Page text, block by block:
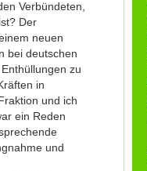
Verbündeten,
Der
neuen
bei deutschen
zu
in
und ich
ein Reden
und